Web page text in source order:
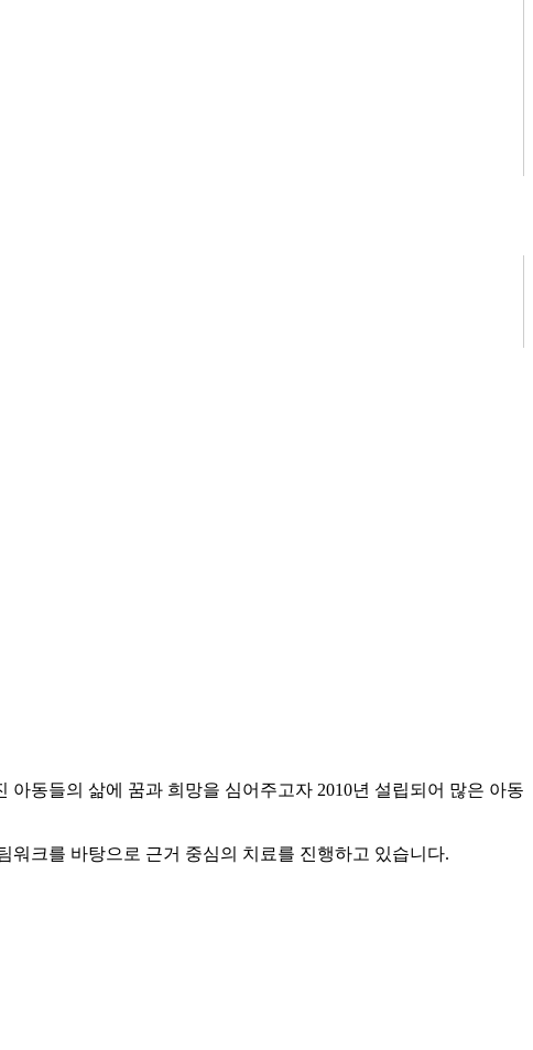
동들의 삶에 꿈과 희망을 심어주고자 2010년 설립되어 많은 아동
크를 바탕으로 근거 중심의 치료를 진행하고 있습니다.